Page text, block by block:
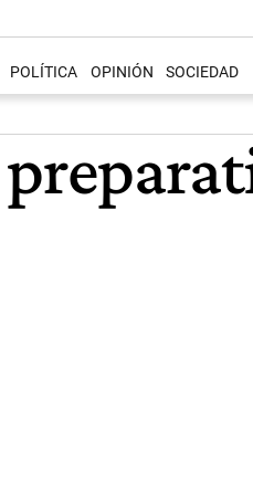
POLÍTICA OPINIÓN SOCIEDAD